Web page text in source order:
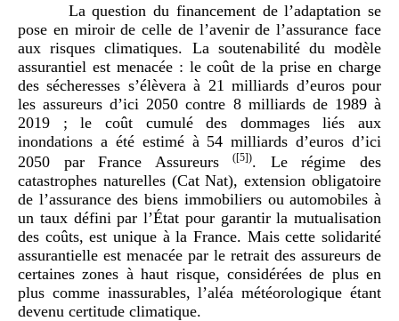
La question du financement de l’adaptation se
pose en miroir de celle de l’avenir de l’assurance face
aux risques climatiques. La soutenabilité du modèle
assurantiel est menacée : le coût de la prise en charge
des sécheresses s’élèvera à 21 milliards d’euros pour
les assureurs d’ici 2050 contre 8 milliards de 1989 à
2019 ; le coût cumulé des dommages liés aux
inondations a été estimé à 54 milliards d’euros d’ici
2050 par France Assureurs([5]). Le régime des
catastrophes naturelles (Cat Nat), extension obligatoire
de l’assurance des biens immobiliers ou automobiles à
un taux défini par l’État pour garantir la mutualisation
des coûts, est unique à la France. Mais cette solidarité
assurantielle est menacée par le retrait des assureurs de
certaines zones à haut risque, considérées de plus en
plus comme inassurables, l’aléa météorologique étant
devenu certitude climatique.